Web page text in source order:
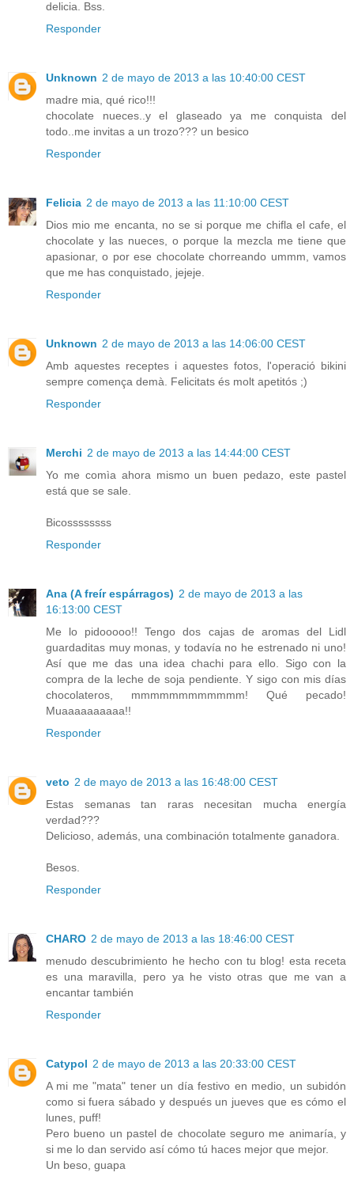
delicia. Bss.
Responder
Unknown 2 de mayo de 2013 a las 10:40:00 CEST
madre mia, qué rico!!!
chocolate nueces..y el glaseado ya me conquista del
todo..me invitas a un trozo??? un besico
Responder
Felicia 2 de mayo de 2013 a las 11:10:00 CEST
Dios mio me encanta, no se si porque me chifla el cafe, el
chocolate y las nueces, o porque la mezcla me tiene que
apasionar, o por ese chocolate chorreando ummm, vamos
que me has conquistado, jejeje.
Responder
Unknown 2 de mayo de 2013 a las 14:06:00 CEST
Amb aquestes receptes i aquestes fotos, l'operació bikini
sempre comença demà. Felicitats és molt apetitós ;)
Responder
Merchi 2 de mayo de 2013 a las 14:44:00 CEST
Yo me comìa ahora mismo un buen pedazo, este pastel
está que se sale.
Bicossssssss
Responder
Ana (A freír espárragos) 2 de mayo de 2013 a las
16:13:00 CEST
Me lo pidooooo!! Tengo dos cajas de aromas del Lidl
guardaditas muy monas, y todavía no he estrenado ni uno!
Así que me das una idea chachi para ello. Sigo con la
compra de la leche de soja pendiente. Y sigo con mis días
chocolateros, mmmmmmmmmmmm! Qué pecado!
Muaaaaaaaaaa!!
Responder
veto 2 de mayo de 2013 a las 16:48:00 CEST
Estas semanas tan raras necesitan mucha energía
verdad???
Delicioso, además, una combinación totalmente ganadora.
Besos.
Responder
CHARO 2 de mayo de 2013 a las 18:46:00 CEST
menudo descubrimiento he hecho con tu blog! esta receta
es una maravilla, pero ya he visto otras que me van a
encantar también
Responder
Catypol 2 de mayo de 2013 a las 20:33:00 CEST
A mi me "mata" tener un día festivo en medio, un subidón
como si fuera sábado y después un jueves que es cómo el
lunes, puff!
Pero bueno un pastel de chocolate seguro me animaría, y
si me lo dan servido así cómo tú haces mejor que mejor.
Un beso, guapa